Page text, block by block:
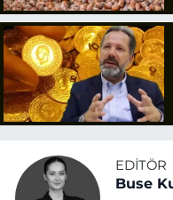
EDITÖR
Buse